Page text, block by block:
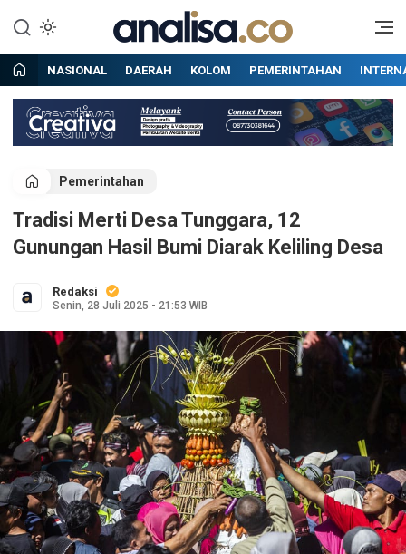
konten
Analisa
Situs berita online terpercaya
NASIONAL DAERAH KOLOM PEMERINTAHAN
Pemerintahan
Tradisi Merti Desa Tunggara, 12
Gunungan Hasil Bumi Diarak Keliling Desa
Redaksi
Senin, 28 Juli 2025 - 21:53 WIB